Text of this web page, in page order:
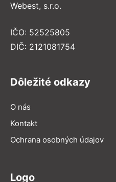
Webest, s.r.o.
IČO: 52525805
DIČ: 2121081754
Dôležité odkazy
O nás
Kontakt
Ochrana osobných údajov
Logo